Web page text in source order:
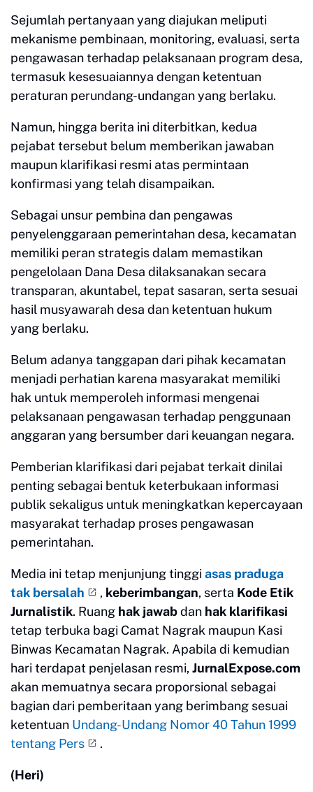
Sejumlah pertanyaan yang diajukan meliputi
mekanisme pembinaan, monitoring, evaluasi, serta
pengawasan terhadap pelaksanaan program desa,
termasuk kesesuaiannya dengan ketentuan
peraturan perundang-undangan yang berlaku.
Namun, hingga berita ini diterbitkan, kedua
pejabat tersebut belum memberikan jawaban
maupun klarifikasi resmi atas permintaan
konfirmasi yang telah disampaikan.
Sebagai unsur pembina dan pengawas
penyelenggaraan pemerintahan desa, kecamatan
memiliki peran strategis dalam memastikan
pengelolaan Dana Desa dilaksanakan secara
transparan, akuntabel, tepat sasaran, serta sesuai
hasil musyawarah desa dan ketentuan hukum
yang berlaku.
Belum adanya tanggapan dari pihak kecamatan
menjadi perhatian karena masyarakat memiliki
hak untuk memperoleh informasi mengenai
pelaksanaan pengawasan terhadap penggunaan
anggaran yang bersumber dari keuangan negara.
Pemberian klarifikasi dari pejabat terkait dinilai
penting sebagai bentuk keterbukaan informasi
publik sekaligus untuk meningkatkan kepercayaan
masyarakat terhadap proses pengawasan
pemerintahan.
Media ini tetap menjunjung tinggi asas praduga
tak bersalah
, keberimbangan, serta Kode Etik
Jurnalistik. Ruang hak jawabdan hak klarifikasi
tetap terbuka bagi Camat Nagrak maupun Kasi
Binwas Kecamatan Nagrak. Apabila di kemudian
hari terdapat penjelasan resmi, JurnalExpose.com
akan memuatnya secara proporsional sebagai
bagian dari pemberitaan yang berimbang sesuai
ketentuan Undang-Undang Nomor 40 Tahun 1999
tentang Pers
.
(Heri)